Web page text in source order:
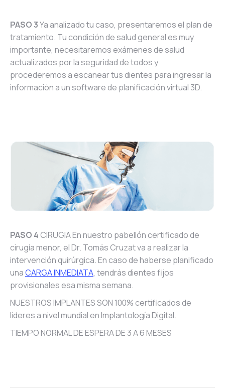
PASO 3Ya analizado tu caso, presentaremos el plan de
tratamiento. Tu condición de salud general es muy
importante, necesitaremos exámenes de salud
actualizados por la seguridad de todos y
procederemos a escanear tus dientes para ingresar la
información a un software de planificación virtual 3D.
PASO 4 CIRUGIA En nuestro pabellón certificado de
cirugía menor, el Dr. Tomás Cruzat va a realizar la
intervención quirúrgica. En caso de haberse planificado
unaCARGA INMEDIATA, tendrás dientes fijos
provisionales esa misma semana.
NUESTROS IMPLANTES SON 100% certificados de
líderes a nivel mundial en Implantología Digital.
TIEMPO NORMAL DE ESPERA DE 3 A 6 MESES